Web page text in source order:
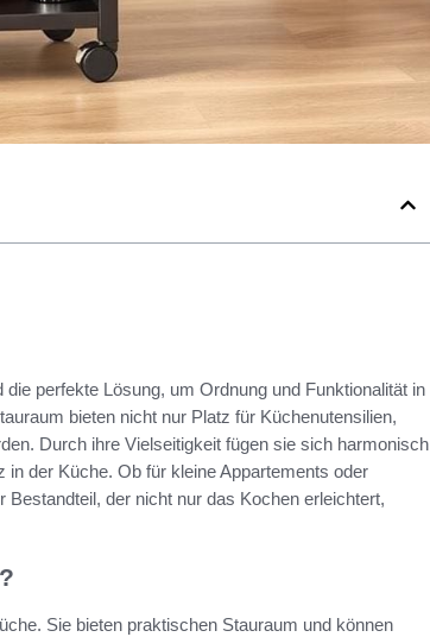
perfekte Lösung, um Ordnung und Funktionalität in
bieten nicht nur Platz für Küchenutensilien,
Durch ihre Vielseitigkeit fügen sie sich harmonisch
der Küche. Ob für kleine Appartements oder
der nicht nur das Kochen erleichtert,
Sie bieten praktischen Stauraum und können